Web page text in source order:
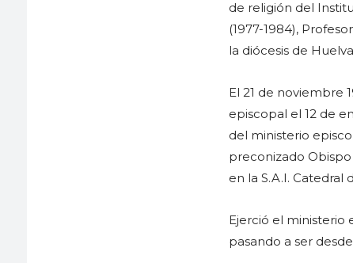
de religión del
(1977-1984),
la diócesis de
El 21 de noviembre
episcopal el 12 de
del ministerio
preconizado
en la S.A.I. Catedral
Ejerció el ministerio
pasando a ser